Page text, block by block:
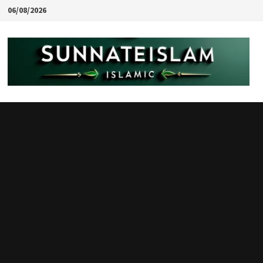
Skip
content
06/08/2026